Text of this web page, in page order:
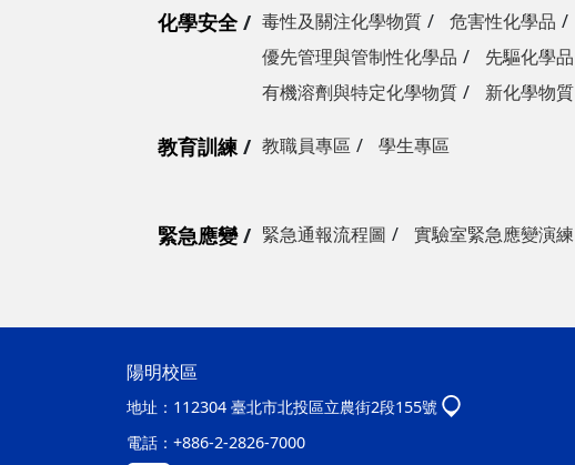
化學安全 毒性及關注化學物質
危害性化學品
優先管理與管制性化學品
先驅化學品
有機溶劑與特定化學物質
新化學物質
教育訓練 教職員專區 學生專區
緊急應變 緊急通報流程圖 實驗室緊急應變演練
陽明校區
地址： 112304 臺北市北投區立農街2段155號
電話： +886-2-2826-7000